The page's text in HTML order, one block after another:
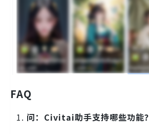
FAQ
问：Civitai助手支持哪些功能？